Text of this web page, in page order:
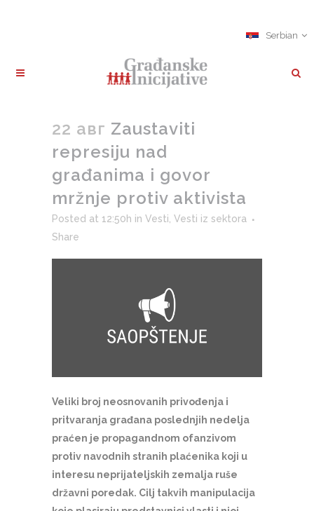
Serbian
22 авг Zaustaviti
represiju nad
građanima i govor
mržnje protiv aktivista
Posted at 12:50h in Vesti Vesti iz sektora
Share
Veliki broj neosnovanih privođenja i
pritvaranja građana poslednjih nedelja
praćen je propagandnom ofanzivom
protiv navodnih stranih plaćenika koji u
interesu neprijateljskih zemalja ruše
državni poredak. Cilj takvih manipulacija